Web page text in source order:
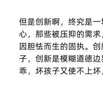
但是创新啊，终究是
心，那些被压抑的需
因胆怯而生的固执。
子，创新是模糊道德
乖，坏孩子又使不上坏